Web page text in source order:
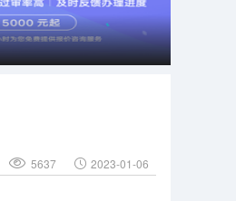
5637 2023-01-06